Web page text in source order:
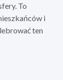
To
i
ten